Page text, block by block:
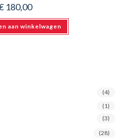
180,00
aan winkelwagen
(4)
(1)
(3)
(28)